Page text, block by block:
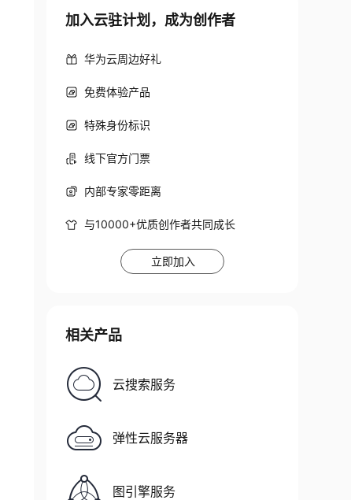
加入云驻计划，成为创作者
华为云周边好礼
免费体验产品
特殊身份标识
线下官方门票
内部专家零距离
与10000+优质创作者共同成长
立即加入
相关产品
云搜索服务
弹性云服务器
图引擎服务